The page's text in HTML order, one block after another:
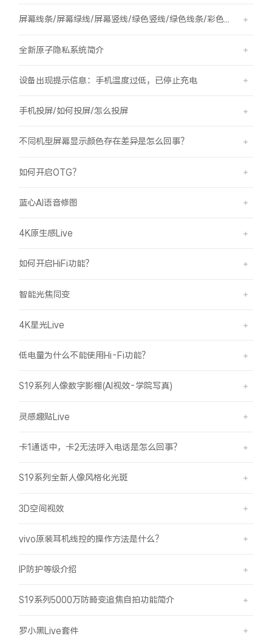
屏幕线条/屏幕绿线/屏幕竖线/绿色竖线/绿色线条/彩色竖线
全新原子隐私系统简介
设备出现提示信息：手机温度过低，已停止充电
手机投屏/如何投屏/怎么投屏
不同机型屏幕显示颜色存在差异是怎么回事？
如何开启OTG？
蓝心AI语音修图
4K原生感Live
如何开启HiFi功能？
智能光焦同变
4K星光Live
低电量为什么不能使用Hi-Fi功能？
S19系列人像数字影棚(AI视效-学院写真)
灵感趣贴Live
卡1通话中，卡2无法呼入电话是怎么回事？
S19系列全新人像风格化光斑
3D空间视效
vivo原装耳机线控的操作方法是什么？
IP防护等级介绍
S19系列5000万防畸变追焦自拍功能简介
罗小黑Live套件